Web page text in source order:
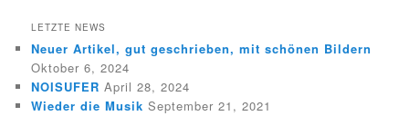
LETZTE NEWS
Neuer Artikel, gut geschrieben, mit schönen Bildern
Oktober 6, 2024
NOISUFER April 28, 2024
Wieder die Musik September 21, 2021